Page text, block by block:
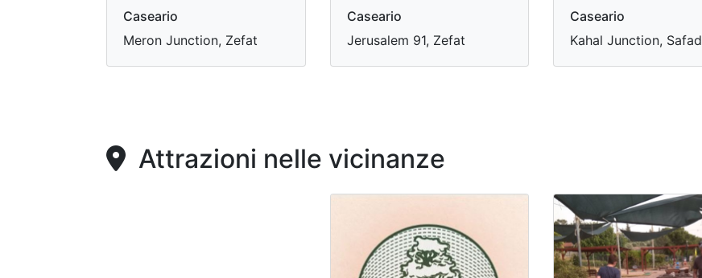
Caseario
Meron Junction, Zefat
Caseario
Jerusalem 91, Zefat
Caseario
Kahal Junction, Safad
Attrazioni nelle vicinanze